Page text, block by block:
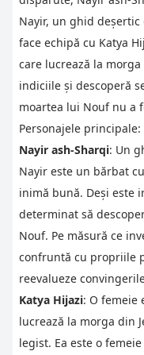
Nayir, un ghid
face echipă cu Katya
care lucrează la
indiciile și descoperă
moartea lui Nouf nu a
Personajele principale:
Nayir ash-Sharqi: Un
Nayir este un bărbat
inimă bună. Deși este
determinat să
Nouf. Pe măsură ce
confruntă cu propriile
reevalueze
Katya Hijazi: O femeie
lucrează la morga din
legist. Ea este o